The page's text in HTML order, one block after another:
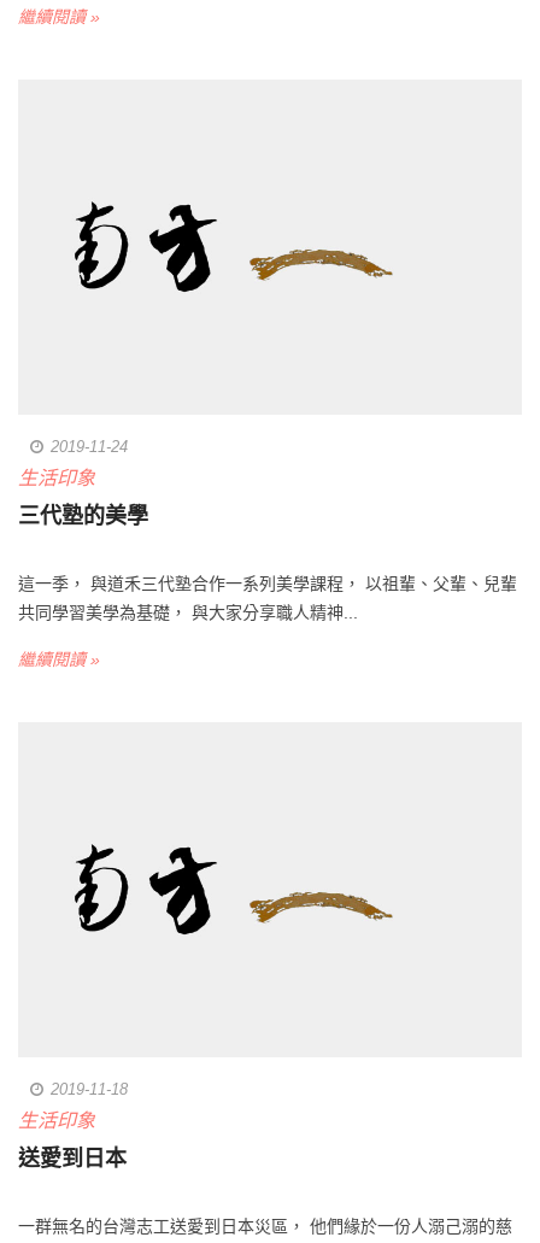
繼續閱讀 »
2019-11-24
生活印象
三代塾的美學
這一季， 與道禾三代塾合作一系列美學課程， 以祖輩、父輩、兒輩
共同學習美學為基礎， 與大家分享職人精神...
繼續閱讀 »
2019-11-18
生活印象
送愛到日本
一群無名的台灣志工送愛到日本災區， 他們緣於一份人溺己溺的慈